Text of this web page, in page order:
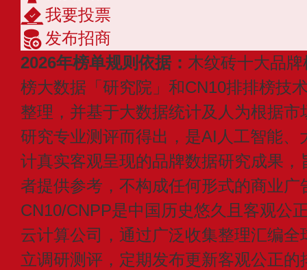
我要投票
发布招商
2026年榜单规则依据： 木纹砖十大品
榜大数据「研究院」和CN10排排榜技
整理，并基于大数据统计及人为根据
研究专业测评而得出，是AI人工智能、
计真实客观呈现的品牌数据研究成果
者提供参考，不构成任何形式的商业广
CN10/CNPP是中国历史悠久且客观公
云计算公司，通过广泛收集整理汇编
立调研测评，定期发布更新客观公正